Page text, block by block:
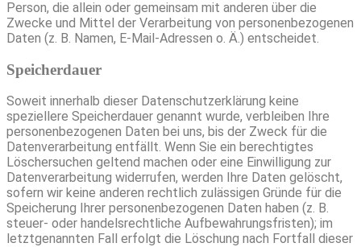
Person, die allein oder gemeinsam mit anderen über die
Zwecke und Mittel der Verarbeitung von personenbezogenen
Daten (z. B. Namen, E-Mail-Adressen o. Ä.) entscheidet.
Speicherdauer
Soweit innerhalb dieser Datenschutzerklärung keine
speziellere Speicherdauer genannt wurde, verbleiben Ihre
personenbezogenen Daten bei uns, bis der Zweck für die
Datenverarbeitung entfällt. Wenn Sie ein berechtigtes
Löschersuchen geltend machen oder eine Einwilligung zur
Datenverarbeitung widerrufen, werden Ihre Daten gelöscht,
sofern wir keine anderen rechtlich zulässigen Gründe für die
Speicherung Ihrer personenbezogenen Daten haben (z. B.
steuer- oder handelsrechtliche Aufbewahrungsfristen); im
letztgenannten Fall erfolgt die Löschung nach Fortfall dieser